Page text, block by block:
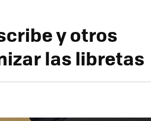
y otros
las libretas